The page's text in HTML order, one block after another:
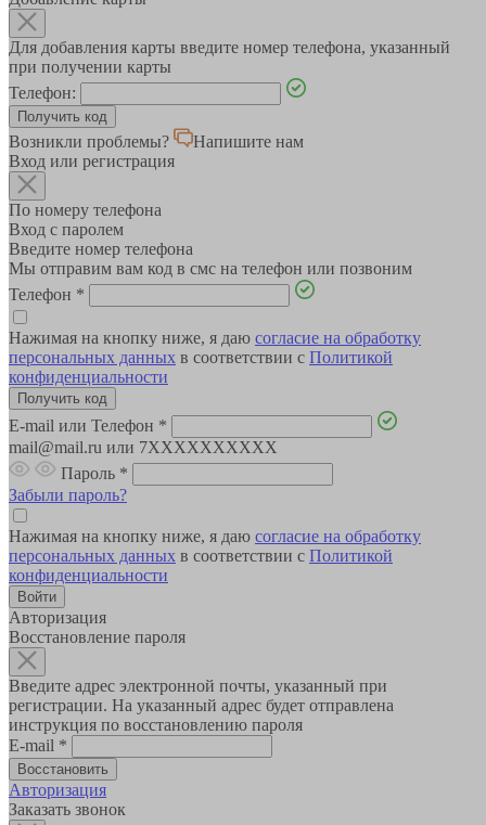
Для добавления карты введите номер телефона, указанный
при получении карты
Телефон:
Возникли проблемы?
Напишите нам
Вход или регистрация
По номеру телефона
Вход с паролем
Введите номер телефона
Мы отправим вам код в смс на телефон или позвоним
Телефон *
Нажимая на кнопку ниже, я даю согласие на обработку
персональных данных в соответствии с Политикой
конфиденциальности
E-mail или Телефон *
mail@mail.ru или 7XXXXXXXXXX
Пароль *
Забыли пароль?
Нажимая на кнопку ниже, я даю согласие на обработку
персональных данных в соответствии с Политикой
конфиденциальности
Авторизация
Восстановление пароля
Введите адрес электронной почты, указанный при
регистрации. На указанный адрес будет отправлена
инструкция по восстановлению пароля
E-mail *
Авторизация
Заказать звонок